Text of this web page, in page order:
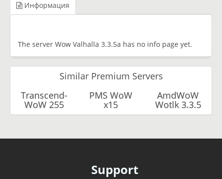
Информация
The server Wow Valhalla 3.3.5a has no info page yet.
Similar Premium Servers
Transcend-
WoW 255
PMS WoW
x15
AmdWoW
Wotlk 3.3.5
Support